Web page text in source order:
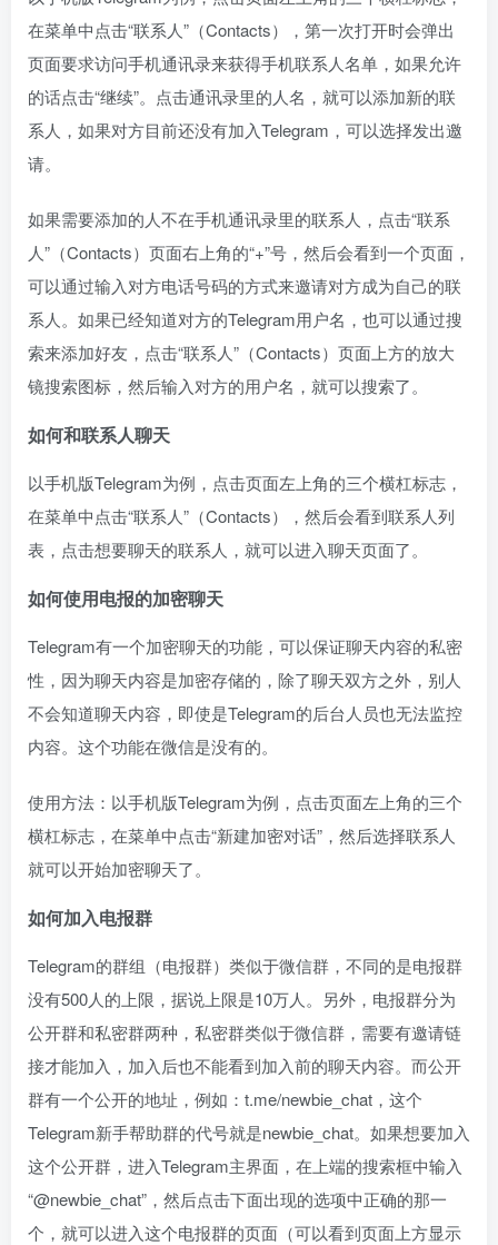
在菜单中点击“联系人”（Contacts），第一次打开时会弹出
页面要求访问手机通讯录来获得手机联系人名单，如果允许
的话点击“继续”。点击通讯录里的人名，就可以添加新的联
系人，如果对方目前还没有加入Telegram，可以选择发出邀
请。
如果需要添加的人不在手机通讯录里的联系人，点击“联系
人”（Contacts）页面右上角的“+”号，然后会看到一个页面，
可以通过输入对方电话号码的方式来邀请对方成为自己的联
系人。如果已经知道对方的Telegram用户名，也可以通过搜
索来添加好友，点击“联系人”（Contacts）页面上方的放大
镜搜索图标，然后输入对方的用户名，就可以搜索了。
如何和联系人聊天
以手机版Telegram为例，点击页面左上角的三个横杠标志，
在菜单中点击“联系人”（Contacts），然后会看到联系人列
表，点击想要聊天的联系人，就可以进入聊天页面了。
如何使用电报的加密聊天
Telegram有一个加密聊天的功能，可以保证聊天内容的私密
性，因为聊天内容是加密存储的，除了聊天双方之外，别人
不会知道聊天内容，即使是Telegram的后台人员也无法监控
内容。这个功能在微信是没有的。
使用方法：以手机版Telegram为例，点击页面左上角的三个
横杠标志，在菜单中点击“新建加密对话”，然后选择联系人
就可以开始加密聊天了。
如何加入电报群
Telegram的群组（电报群）类似于微信群，不同的是电报群
没有500人的上限，据说上限是10万人。另外，电报群分为
公开群和私密群两种，私密群类似于微信群，需要有邀请链
接才能加入，加入后也不能看到加入前的聊天内容。而公开
群有一个公开的地址，例如：t.me/newbie_chat，这个
Telegram新手帮助群的代号就是newbie_chat。如果想要加入
这个公开群，进入Telegram主界面，在上端的搜索框中输入
“@newbie_chat”，然后点击下面出现的选项中正确的那一
个，就可以进入这个电报群的页面（可以看到页面上方显示